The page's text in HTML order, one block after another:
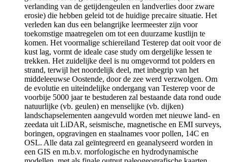
verlanding van de getijdengeulen en landverlies door zware
erosie) die hebben geleid tot de huidige precaire situatie. Het
verleden kan dus een belangrijke leermeester zijn voor
toekomstige maatregelen om tot een duurzame kustlijn te
komen. Het voormalige schiereiland Testerep dat ooit voor de
kust lag, vormt de ideale case study om dergelijke lessen te
trekken. Het zuidelijke deel is nu omgevormd tot polders en
strand, terwijl het noordelijk deel, met inbegrip van het
middeleeuwse Oostende, door de zee werd verzwolgen. Om
de evolutie en uiteindelijke ondergang van Testerep voor de
voorbije 5000 jaar te bestuderen zal bestaande data rond oude
natuurlijke (vb. geulen) en menselijke (vb. dijken)
landschapselementen aangevuld worden met nieuwe land- en
zeedata uit LiDAR, seismische, magnetische en EMI surveys,
boringen, opgravingen en staalnames voor pollen, 14C en
OSL. Alle data zal geïntegreerd en geanalyseerd worden in
een GIS en m.b.v. morfologische en hydrodynamische